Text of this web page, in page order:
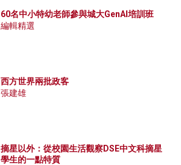
60名中小特幼老師參與城大GenAI培訓班
編輯精選
西方世界兩批政客
張建雄
摘星以外：從校園生活觀察DSE中文科摘星
學生的一點特質